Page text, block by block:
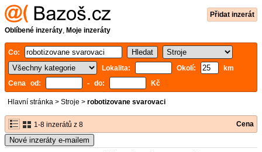
Přidat inzerát
Oblíbené inzeráty, Moje inzeráty
Co:
Lokalita:
Okolí:
km
Cena od:
- do: Kč
Hlavní stránka > Stroje > robotizovane svarovaci
1-8 inzerátů z 8 Cena
Nové inzeráty e-mailem